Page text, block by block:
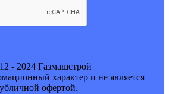
- 2024 Газмашстрой
характер и не является
офертой.